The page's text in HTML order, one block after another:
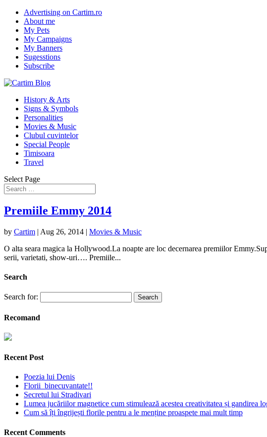
Advertising on Cartim.ro
About me
My Pets
My Campaigns
My Banners
Sugesstions
Subscribe
History & Arts
Signs & Symbols
Personalities
Movies & Music
Clubul cuvintelor
Special People
Timisoara
Travel
Select Page
Premiile Emmy 2014
by Cartim | Aug 26, 2014 | Movies & Music
O alta seara magica la Hollywood.La noapte are loc decernarea premiilor
serii, varietati, show-uri…. Premiile...
Search
Search for:
Recomand
Recent Post
Poezia lui Denis
Florii binecuvantate!!
Secretul lui Stradivari
Lumea jucăriilor magnetice cum stimulează acestea creativitatea și gandirea
Cum să îți îngrijești florile pentru a le menține proaspete mai mult timp
Recent Comments